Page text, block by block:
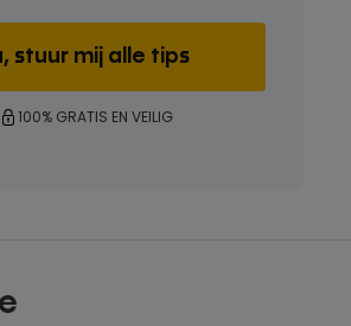
100% GRATIS EN VEILIG